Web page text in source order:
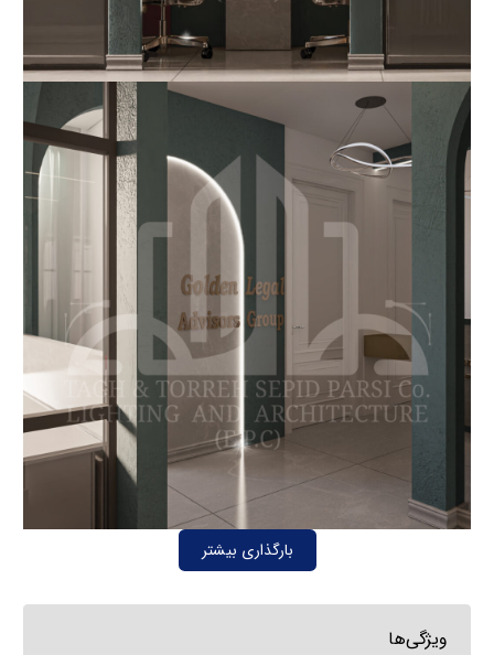
بارگذاری بیشتر
ویژگی‌ها